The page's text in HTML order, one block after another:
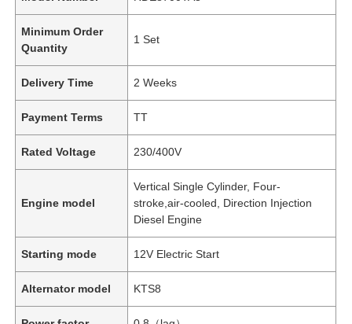
Minimum Order
Quantity
1 Set
Delivery Time 2 Weeks
Payment Terms TT
Rated Voltage 230/400V
Engine model
Vertical Single Cylinder, Four-
stroke,air-cooled, Direction Injection
Diesel Engine
Starting mode 12V Electric Start
Alternator model KTS8